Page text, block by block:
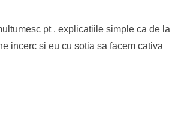
pt . explicatiile simple ca de la
incerc si eu cu sotia sa facem cativa